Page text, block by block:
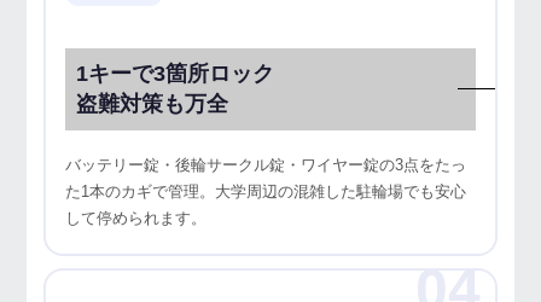
1キーで3箇所ロック
盗難対策も万全
バッテリー錠・後輪サークル錠・ワイヤー錠の3点をたっ
た1本のカギで管理。大学周辺の混雑した駐輪場でも安心
して停められます。